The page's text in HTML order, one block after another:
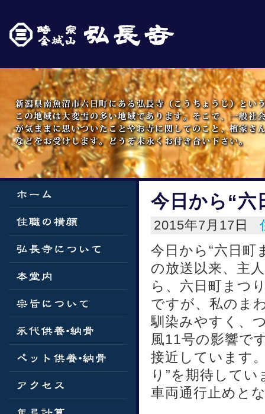
今日から“六
2015年7月17日
今日から“六日町
の放送以来、主
ら、六日町まつ
ですが、私のま
馴染みやすく、
風11号の影響で
接近しています
り”を期待して
車両通行止めと